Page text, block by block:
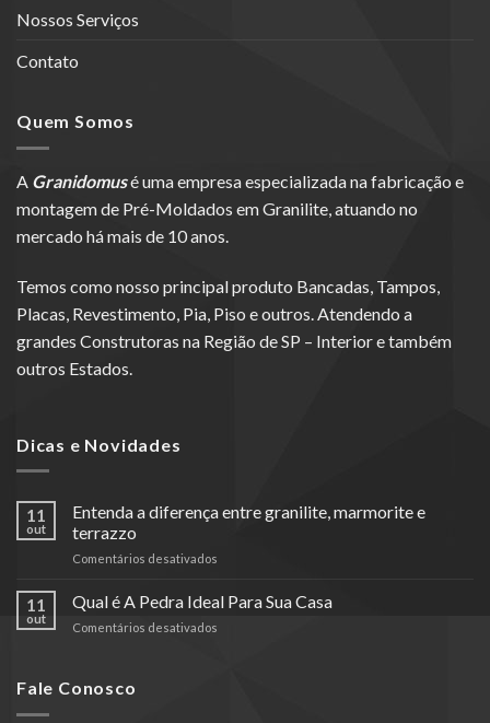
Nossos Serviços
Contato
Quem Somos
A Granidomusé uma empresa especializada na fabricação e
montagem de Pré-Moldados em Granilite, atuando no
mercado há mais de 10 anos.
Temos como nosso principal produto Bancadas, Tampos,
Placas, Revestimento, Pia, Piso e outros. Atendendo a
grandes Construtoras na Região de SP – Interior e também
outros Estados.
Dicas e Novidades
11
out
Entenda a diferença entre granilite, marmorite e
terrazzo
Comentários desativados
a
11
out
Qual é A Pedra Ideal Para Sua Casa
Comentários desativados
Fale Conosco